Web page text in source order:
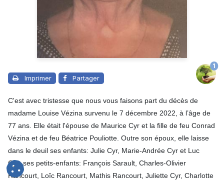
Imprimer Partager
1
C'est avec tristesse que nous vous faisons part du décès de
madame Louise Vézina survenu le 7 décembre 2022, à l’âge de
77 ans. Elle était l'épouse de Maurice Cyr et la fille de feu Conrad
Vézina et de feu Béatrice Pouliotte. Outre son époux, elle laisse
dans le deuil ses enfants: Julie Cyr, Marie-Andrée Cyr et Luc
Cyr; ses petits-enfants: François Sarault, Charles-Olivier
Rancourt, Loîc Rancourt, Mathis Rancourt, Juliette Cyr, Charlotte